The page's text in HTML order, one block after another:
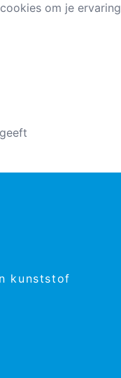
om je ervaring
kunststof